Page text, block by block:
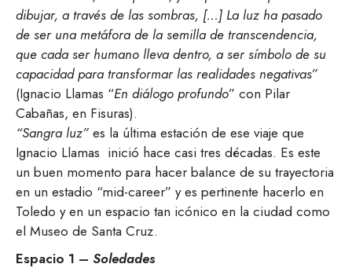
dibujar, a través de las sombras, […] La luz ha pasado
de ser una metáfora de la semilla de transcendencia,
que cada ser humano lleva dentro, a ser símbolo de su
capacidad para transformar las realidades negativas”
(Ignacio Llamas “En diálogo profundo” con Pilar
Cabañas, en Fisuras).
“Sangra luz” es la última estación de ese viaje que
Ignacio Llamas inició hace casi tres décadas. Es este
un buen momento para hacer balance de su trayectoria
en un estadio “mid-career” y es pertinente hacerlo en
Toledo y en un espacio tan icónico en la ciudad como
el Museo de Santa Cruz.
Espacio 1 – Soledades